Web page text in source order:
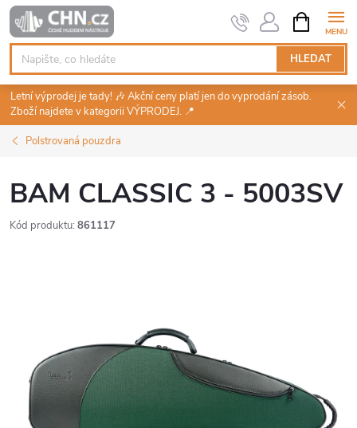
Přejít
na
obsah
HLEDAT
NÁKUPNÍ
KOŠÍK
Letní výprodej je tady! 🎶 Akční ceny platí jen do vyprodání zásob.
Zboží najdete v kategorii VÝPRODEJ. 📍
Polstrovaná pouzdra
BAM CLASSIC 3 - 5003SV
Kód produktu: 861117